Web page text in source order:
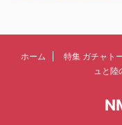
ホーム 特集 ガチャト
ュと陸